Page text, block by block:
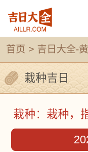
首页 > 吉日大全-
栽种吉日
栽种：栽种，